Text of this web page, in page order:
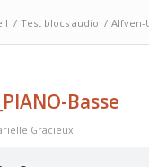
/ Test blocs audio / Alfven-
Basse
Gracieux